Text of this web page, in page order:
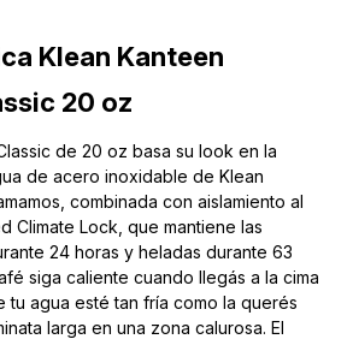
Klean Kanteen
20 oz
de 20 oz basa su look en la
de acero inoxidable de Klean
combinada con aislamiento al
Climate Lock, que mantiene las
24 horas y heladas durante 63
siga caliente cuando llegás a la cima
tu agua esté tan fría como la querés
larga en una zona calurosa. El